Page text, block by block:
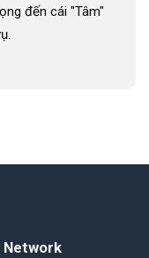
đến cái "Tâm"
Network